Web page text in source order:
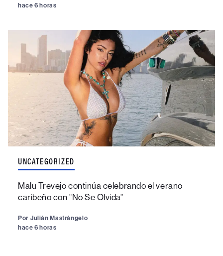
hace 6 horas
UNCATEGORIZED
Malu Trevejo continúa celebrando el verano
caribeño con "No Se Olvida"
Por Julián Mastrángelo
hace 6 horas